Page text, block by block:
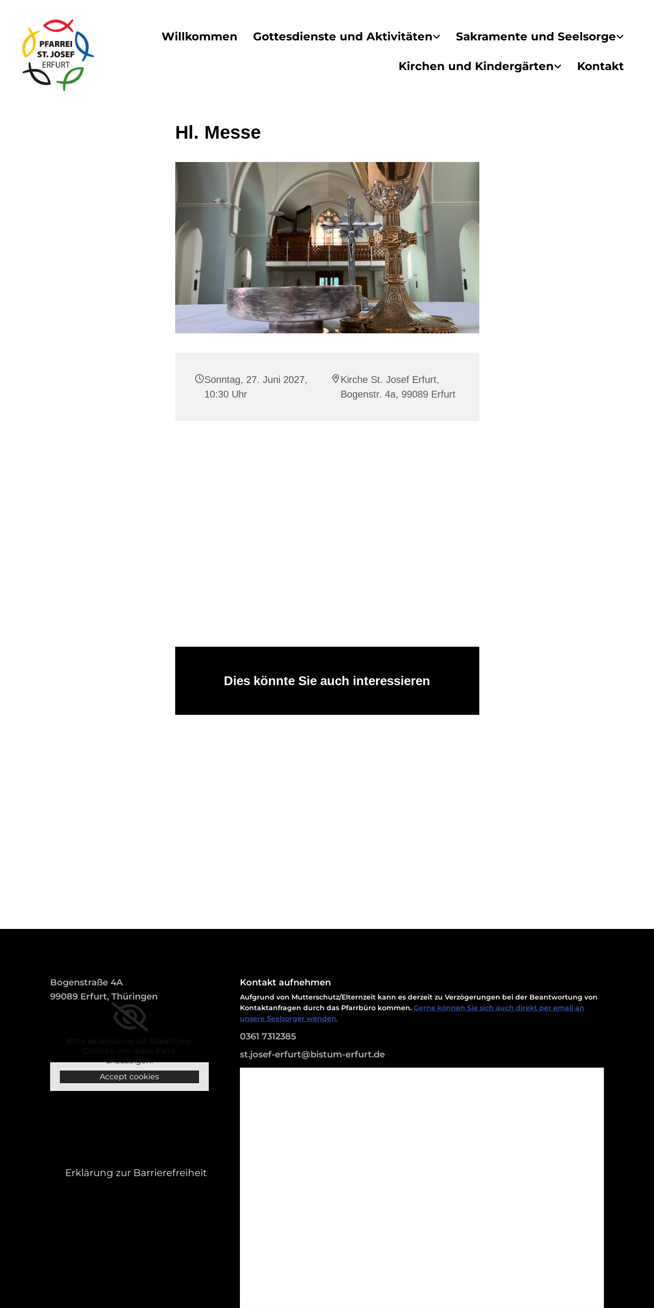
Willkommen Gottesdienste und Aktivitäten Sakramente und Seelsorge
Kirchen und Kindergärten Kontakt
Hl. Messe
Sonntag, 27. Juni 2027,
10:30 Uhr
Kirche St. Josef Erfurt,
Bogenstr. 4a, 99089 Erfurt
Dies könnte Sie auch interessieren
Bogenstraße 4A
99089 Erfurt, Thüringen
Bitte akzeptieren Sie Marketing-
Cookies, um diese Karte
anzuzeigen.
Accept cookies
Erklärung zur Barrierefreiheit
Kontakt aufnehmen
Aufgrund von Mutterschutz/Elternzeit kann es derzeit zu Verzögerungen bei der Beantwortung von
Kontaktanfragen durch das Pfarrbüro kommen. Gerne können Sie sich auch direkt per email an
unsere Seelsorger wenden.
0361 7312385
st.josef-erfurt@bistum-erfurt.de